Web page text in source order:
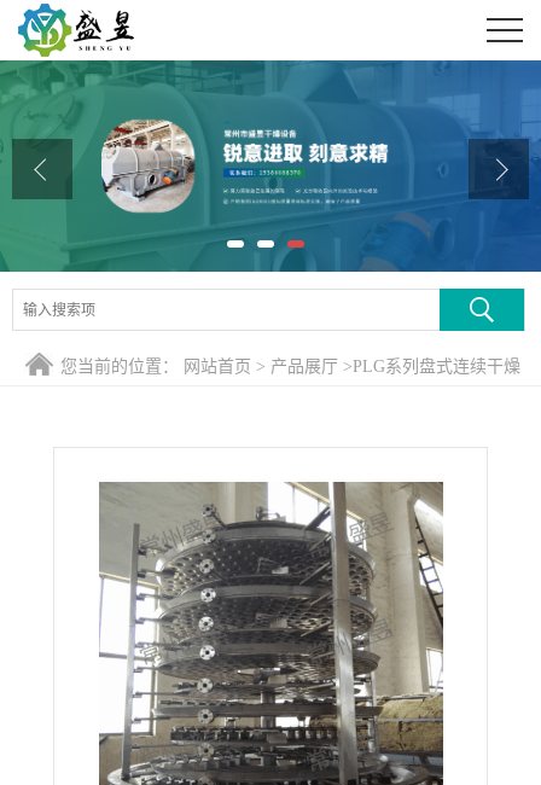
公司首页
公司介绍
公司动态
产品展厅
证书荣誉
联系方式
您当前的位置： 网站首页 > 产品展厅 >PLG系列盘式连续干燥